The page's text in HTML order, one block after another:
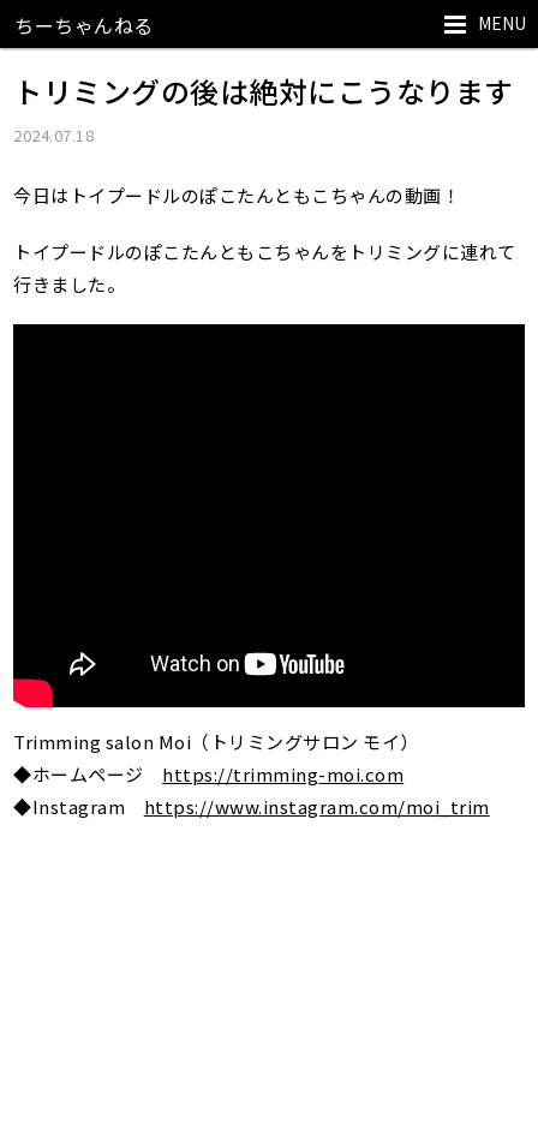
MENU
ちーちゃんねる
トリミングの後は絶対にこうなります
2024.07.18
今日はトイプードルのぽこたんともこちゃんの動画！
トイプードルのぽこたんともこちゃんをトリミングに連れて
行きました。
Trimming salon Moi（トリミングサロン モイ）
◆ホームページ https://trimming-moi.com
◆Instagram https://www.instagram.com/moi_trim